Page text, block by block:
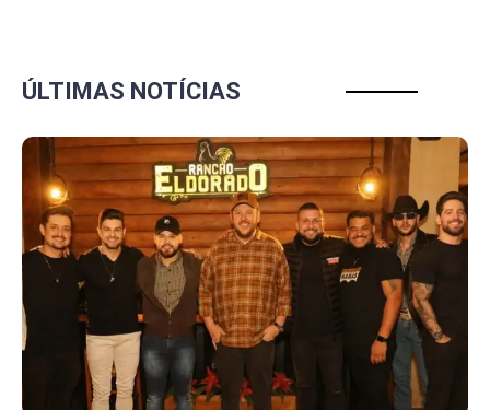
ÚLTIMAS NOTÍCIAS